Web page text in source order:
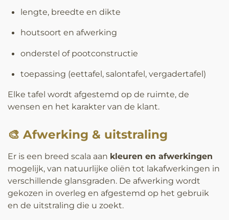
lengte, breedte en dikte
houtsoort en afwerking
onderstel of pootconstructie
toepassing (eettafel, salontafel, vergadertafel)
Elke tafel wordt afgestemd op de ruimte, de
wensen en het karakter van de klant.
🎨 Afwerking & uitstraling
Er is een breed scala aan kleuren en afwerkingen
mogelijk, van natuurlijke oliën tot lakafwerkingen in
verschillende glansgraden. De afwerking wordt
gekozen in overleg en afgestemd op het gebruik
en de uitstraling die u zoekt.